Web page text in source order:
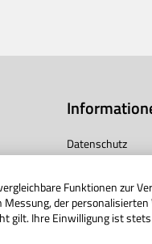
Datenschutz
AGB
Barrierefreiheit
Funktionen zur
der personalisierten
gilt. Ihre Einwilligung ist